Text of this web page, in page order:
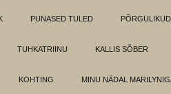
PUNASED TULED
TUHKATRIINU KALLIS SÕBER
KOHTING MINU NÄDAL